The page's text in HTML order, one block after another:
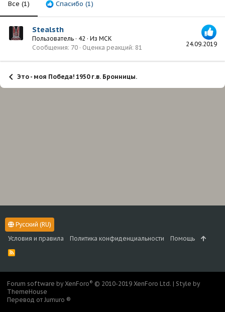
Все (1) Спасибо (1)
24.09.2019
Stealsth
Пользователь · 42 · Из МСК
Сообщения 70 Оценка реакций 81
Это - моя Победа! 1950 г.в. Бронницы.
Русский (RU)
Условия и правила
Политика конфиденциальности Помощь
R
S
Forum software by XenForo® © 2010-2019 XenForo Ltd. | Style by
ThemeHouse
Перевод от Jumuro ®